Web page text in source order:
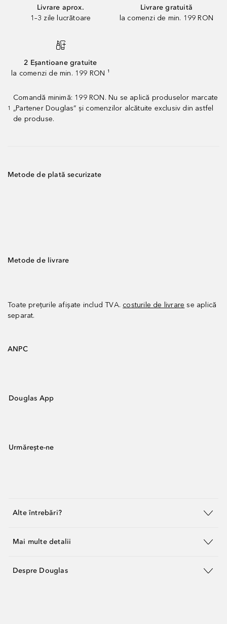
Livrare aprox.
1–3 zile lucrătoare
Livrare gratuită
la comenzi de min. 199 RON
2 Eșantioane gratuite
la comenzi de min. 199 RON ¹
1
Comandă minimă: 199 RON. Nu se aplică produselor marcate
„Partener Douglas” și comenzilor alcătuite exclusiv din astfel
de produse.
Metode de plată securizate
Metode de livrare
Toate prețurile afișate includ TVA. costurile de livrare se aplică
separat.
ANPC
Douglas App
Urmărește-ne
Alte întrebări?
Mai multe detalii
Despre Douglas